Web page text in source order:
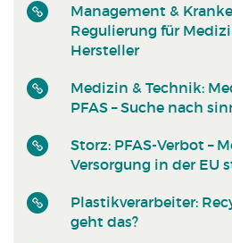
Management &
Regulierung für
Hersteller
Medizin & Technik:
PFAS – Suche nach
Storz: PFAS-Verbot –
Versorgung in der EU
Plastikverarbeiter:
geht das?